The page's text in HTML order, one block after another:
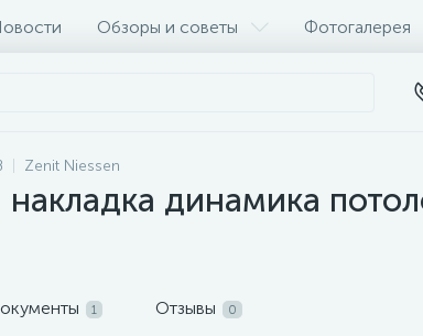
Обзоры и советы Фотогалерея
Zenit Niessen
динамика
1 Отзывы 0